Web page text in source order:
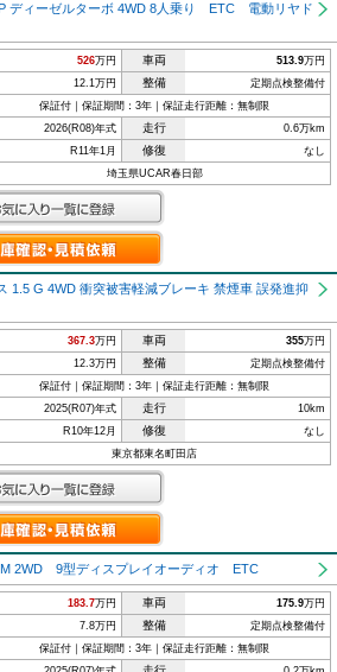
ディーゼルターボ 4WD 8人乗り ETC 電動リヤド
526万円 車両 513.9万円
12.1万円 整備 定期点検整備付
保証付｜保証期間：3年｜保証走行距離：無制限
2026(R08)年式 走行 0.6万km
R11年1月 修復 なし
埼玉県UCAR春日部
1.5 G 4WD 衝突被害軽減ブレーキ 禁煙車 誤発進抑
367.3万円 車両 355万円
12.3万円 整備 定期点検整備付
保証付｜保証期間：3年｜保証走行距離：無制限
2025(R07)年式 走行 10km
R10年12月 修復 なし
東京都東名町田店
M 2WD 9型ディスプレイオーディオ ETC
183.7万円 車両 175.9万円
7.8万円 整備 定期点検整備付
保証付｜保証期間：3年｜保証走行距離：無制限